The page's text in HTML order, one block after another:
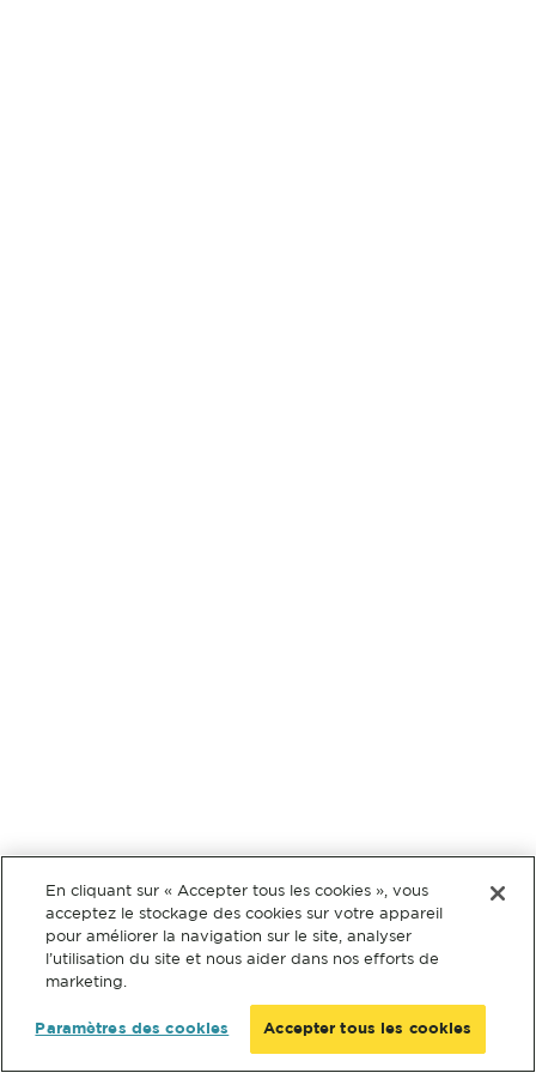
En cliquant sur « Accepter tous les cookies », vous
acceptez le stockage des cookies sur votre appareil
pour améliorer la navigation sur le site, analyser
l’utilisation du site et nous aider dans nos efforts de
marketing.
Paramètres des cookies Accepter tous les cookies